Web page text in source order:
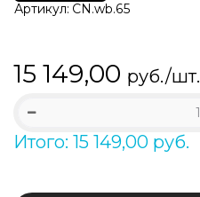
Артикул: CN.wb.65
15 149,00 руб./шт.
Итого: 15 149,00 руб.